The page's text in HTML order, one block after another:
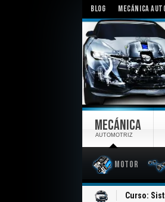
BLOG MECÁNICA
MECÁNICA
AUTOMOTRIZ
Motor
Curso: